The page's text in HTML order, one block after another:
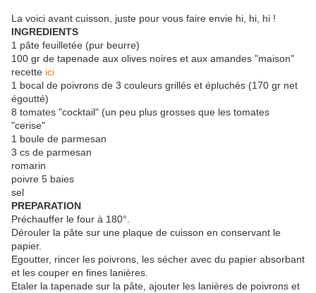
La voici avant cuisson, juste pour vous faire envie hi, hi, hi !
INGREDIENTS
1 pâte feuilletée (pur beurre)
100 gr de tapenade aux olives noires et aux amandes "maison"
recette ici
1 bocal de poivrons de 3 couleurs grillés et épluchés (170 gr net
égoutté)
8 tomates "cocktail" (un peu plus grosses que les tomates
"cerise"
1 boule de parmesan
3 cs de parmesan
romarin
poivre 5 baies
sel
PREPARATION
Préchauffer le four à 180°.
Dérouler la pâte sur une plaque de cuisson en conservant le
papier.
Egoutter, rincer les poivrons, les sécher avec du papier absorbant
et les couper en fines lanières.
Etaler la tapenade sur la pâte, ajouter les lanières de poivrons et